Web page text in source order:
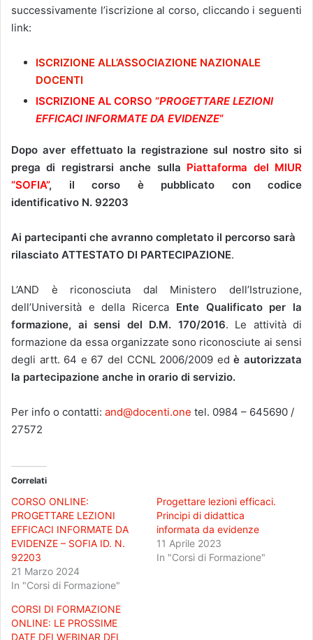
successivamente l’iscrizione al corso, cliccando i seguenti
link:
ISCRIZIONE ALL’ASSOCIAZIONE NAZIONALE
DOCENTI
ISCRIZIONE AL CORSO “PROGETTARE LEZIONI
EFFICACI INFORMATE DA EVIDENZE“
Dopo aver effettuato la registrazione sul nostro sito si
prega di registrarsi anche sulla Piattaforma del MIUR
“SOFIA”, il corso è pubblicato con codice
identificativo N. 92203
Ai partecipanti che avranno completato il percorso sarà
rilasciato ATTESTATO DI PARTECIPAZIONE.
L’AND è riconosciuta dal Ministero dell’Istruzione,
dell’Università e della Ricerca Ente Qualificato per la
formazione, ai sensi del D.M. 170/2016. Le attività di
formazione da essa organizzate sono riconosciute ai sensi
degli artt. 64 e 67 del CCNL 2006/2009 edè autorizzata
la partecipazione anche in orario di servizio.
Per info o contatti: and@docenti.one tel. 0984 – 645690 /
27572
Correlati
CORSO ONLINE:
PROGETTARE LEZIONI
EFFICACI INFORMATE DA
EVIDENZE – SOFIA ID. N.
92203
21 Marzo 2024
In "Corsi di Formazione"
Progettare lezioni efficaci.
Principi di didattica
informata da evidenze
11 Aprile 2023
In "Corsi di Formazione"
CORSI DI FORMAZIONE
ONLINE: LE PROSSIME
DATE DEI WEBINAR DEL